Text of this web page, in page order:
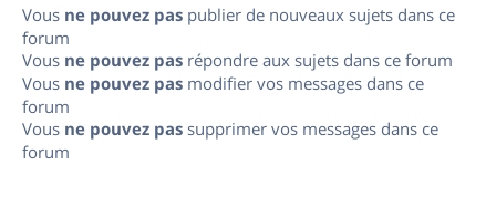
Vous ne pouvez pas publier de nouveaux sujets dans ce
forum
Vous ne pouvez pas répondre aux sujets dans ce forum
Vous ne pouvez pas modifier vos messages dans ce
forum
Vous ne pouvez pas supprimer vos messages dans ce
forum